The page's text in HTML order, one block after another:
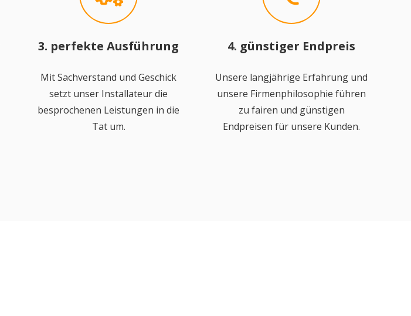
3. perfekte Ausführung
Mit Sachverstand und Geschick
setzt unser Installateur die
besprochenen Leistungen in die
Tat um.
4. günstiger Endpreis
Unsere langjährige Erfahrung und
unsere Firmenphilosophie führen
zu fairen und günstigen
Endpreisen für unsere Kunden.